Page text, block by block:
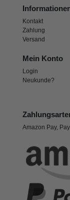
Kontakt
Zahlung
Versand
Mein Konto
Login
Neukunde?
Amazon Pay,